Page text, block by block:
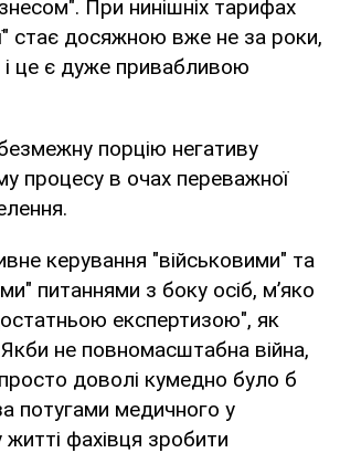
При нинішніх тарифах
стає досяжною вже не за роки,
і це є дуже привабливою
порцію негативу
процесу в очах переважної
керування "військовими" та
питаннями з боку осіб, м’яко
експертизою", як
не повномасштабна війна,
доволі кумедно було б
потугами медичного у
фахівця зробити